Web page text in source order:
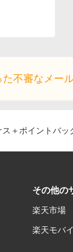
た不審なメー
＋ポイントバ
その他の
楽天市場
楽天モバ